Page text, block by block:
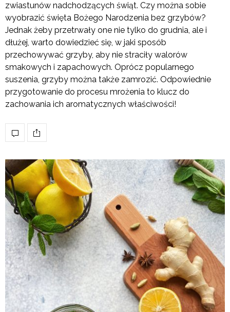
zwiastunów nadchodzących świąt. Czy można sobie
wyobrazić święta Bożego Narodzenia bez grzybów?
Jednak żeby przetrwały one nie tylko do grudnia, ale i
dłużej, warto dowiedzieć się, w jaki sposób
przechowywać grzyby, aby nie straciły walorów
smakowych i zapachowych. Oprócz popularnego
suszenia, grzyby można także zamrozić. Odpowiednie
przygotowanie do procesu mrożenia to klucz do
zachowania ich aromatycznych właściwości!